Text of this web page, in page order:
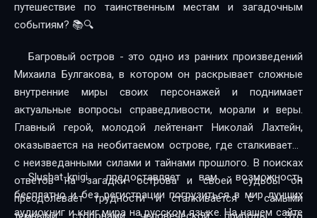
путешествие по таинственным местам и загадочным
событиям? 📚🔍
Багровый остров - это одно из ранних произведений
Михаила Булгакова, в котором он раскрывает сложные
внутренние миры своих персонажей и поднимает
актуальные вопросы справедливости, морали и веры.
Главный герой, молодой лейтенант Николай Лахтейн,
оказывается на необитаемом острове, где сталкивается
с неизведанными силами и тайнами прошлого. В поисках
ответов на загадки острова и своей судьбы он
преодолевает трудности и сталкивается с самыми
Slushat-knigi предоставляет вам возможность
бесплатно и без регистрации погрузиться в мир лучших
аудиокниг и книг мира на русском языке. На нашем сайте